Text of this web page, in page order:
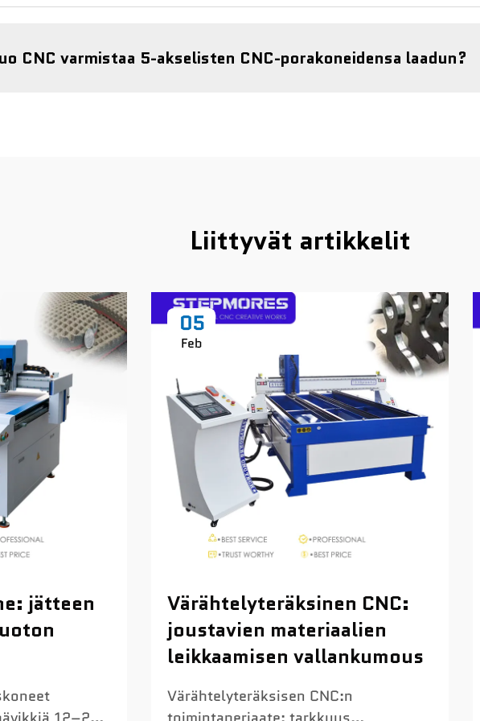
CNC varmistaa 5-akselisten CNC-porakoneidensa laadun?
Liittyvät artikkelit
jätteen
05
Feb
Värähtelyteräksinen CNC:
joustavien materiaalien
leikkaamisen vallankumous
Värähtelyteräksisen CNC:n